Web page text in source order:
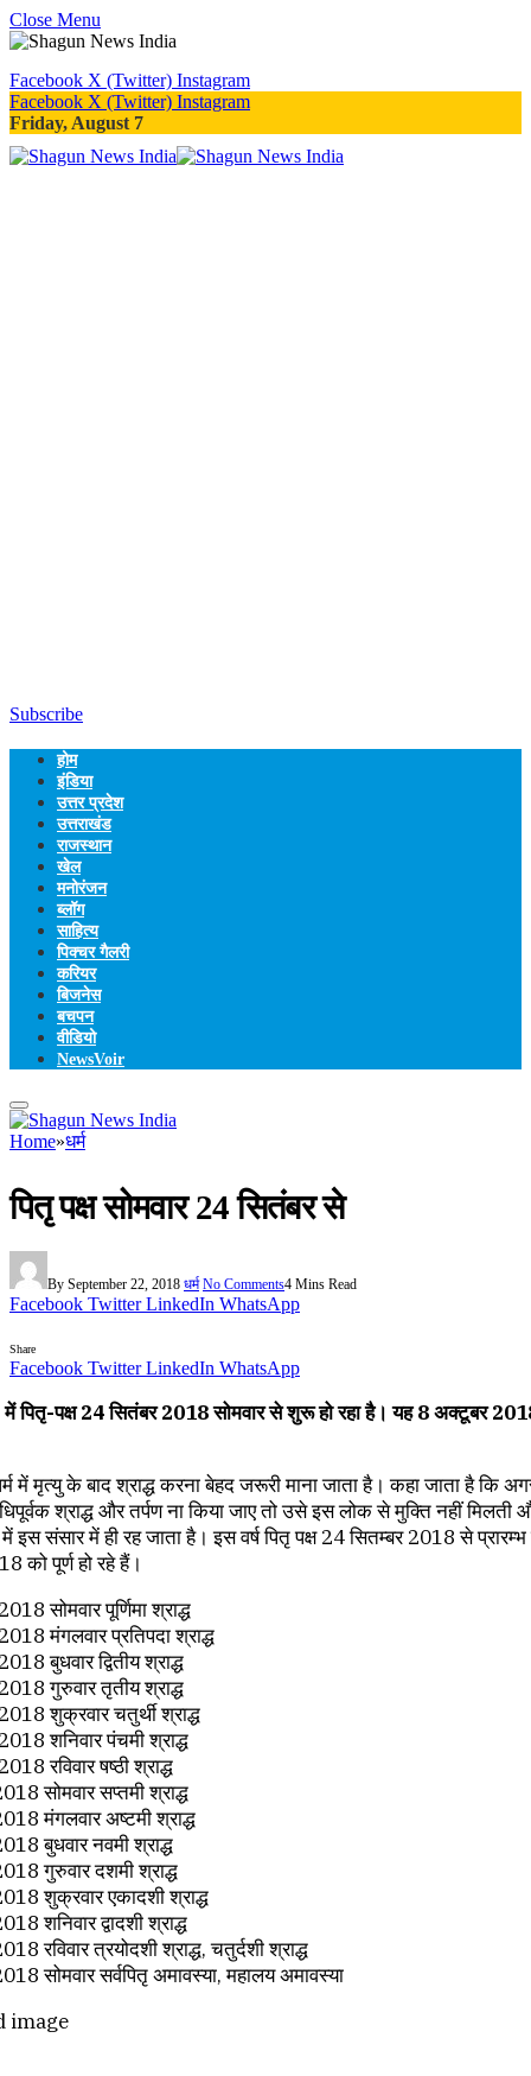
Close Menu
Facebook X (Twitter) Instagram
Facebook X (Twitter) Instagram
Friday, August 7
Subscribe
होम
इंडिया
उत्तर प्रदेश
उत्तराखंड
राजस्थान
खेल
मनोरंजन
ब्लॉग
साहित्य
पिक्चर गैलरी
करियर
बिजनेस
बचपन
वीडियो
NewsVoir
Home»धर्म
पितृ पक्ष सोमवार 24 सितंबर से
By September 22, 2018 धर्म No Comments4 Mins Read
Facebook Twitter LinkedIn WhatsApp
Share
Facebook Twitter LinkedIn WhatsApp
पितृ-पक्ष 24 सितंबर 2018 सोमवार से शुरू हो रहा है। यह 8 अक्टूबर
में मृत्यु के बाद श्राद्ध करना बेहद जरूरी माना जाता है। कहा जाता है कि
श्राद्ध और तर्पण ना किया जाए तो उसे इस लोक से मुक्ति नहीं मिलती
इस संसार में ही रह जाता है। इस वर्ष पितृ पक्ष 24 सितम्बर 2018 से
को पूर्ण हो रहे हैं।
सोमवार पूर्णिमा श्राद्ध
मंगलवार प्रतिपदा श्राद्ध
बुधवार द्वितीय श्राद्ध
गुरुवार तृतीय श्राद्ध
शुक्रवार चतुर्थी श्राद्ध
शनिवार पंचमी श्राद्ध
रविवार षष्ठी श्राद्ध
सोमवार सप्तमी श्राद्ध
मंगलवार अष्टमी श्राद्ध
बुधवार नवमी श्राद्ध
गुरुवार दशमी श्राद्ध
शुक्रवार एकादशी श्राद्ध
शनिवार द्वादशी श्राद्ध
रविवार त्रयोदशी श्राद्ध, चतुर्दशी श्राद्ध
सोमवार सर्वपितृ अमावस्या, महालय अमावस्या